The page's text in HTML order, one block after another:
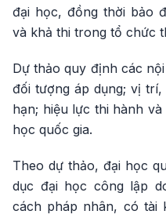
đại học, đồng thời bảo
và khả thi trong tổ chức
Dự thảo quy định các
đối tượng áp dụng; vị
hạn; hiệu lực thi hành
học quốc gia.
Theo dự thảo, đại học
dục đại học công lập
cách pháp nhân, có tài